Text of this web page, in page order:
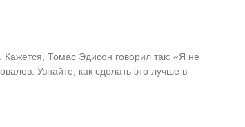
Томас Эдисон говорил так: «Я не
Узнайте, как сделать это лучше в